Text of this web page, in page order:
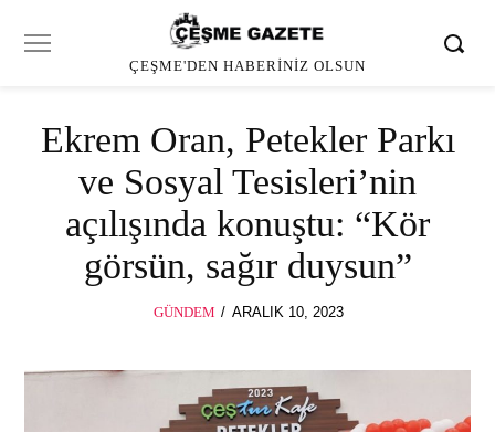
ÇEŞME'DEN HABERINIZ OLSUN
Ekrem Oran, Petekler Parkı
ve Sosyal Tesisleri’nin
açılışında konuştu: “Kör
görsün, sağır duysun”
GÜNDEM
POSTED
ARALIK 10, 2023